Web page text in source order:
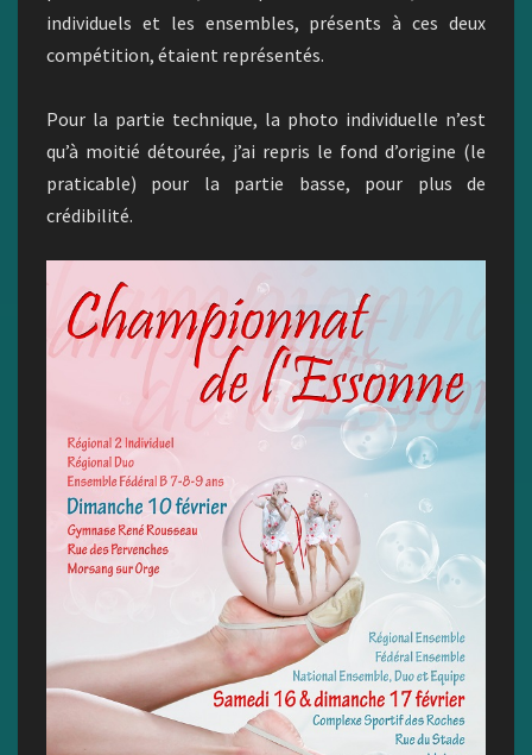
individuels et les ensembles, présents à ces deux
compétition, étaient représentés.
Pour la partie technique, la photo individuelle n’est
qu’à moitié détourée, j’ai repris le fond d’origine (le
praticable) pour la partie basse, pour plus de
crédibilité.